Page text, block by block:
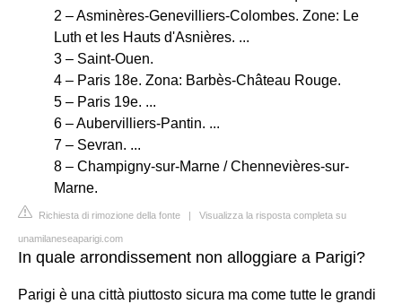
2 – Asminères-Genevilliers-Colombes. Zone: Le
Luth et les Hauts d'Asnières. ...
3 – Saint-Ouen.
4 – Paris 18e. Zona: Barbès-Château Rouge.
5 – Paris 19e. ...
6 – Aubervilliers-Pantin. ...
7 – Sevran. ...
8 – Champigny-sur-Marne / Chennevières-sur-
Marne.
Richiesta di rimozione della fonte | Visualizza la risposta completa su
unamilaneseaparigi.com
In quale arrondissement non alloggiare a Parigi?
Parigi è una città piuttosto sicura ma come tutte le grandi